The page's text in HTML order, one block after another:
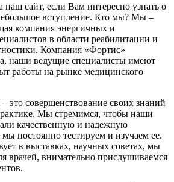
сайт, если Вам интересно узнать о
вступление. Кто мы? Мы –
компания энергичных и
в области реабилитации и
Компания «Фортис»
наши ведущие специалисты имеют
работы на рынке медицинского
это совершенствование своих знаний
Мы стремимся, чтобы наши
качественную и надежную
постоянно тестируем и изучаем ее.
в выставках, научных советах, мы
врачей, внимательно прислушиваемся